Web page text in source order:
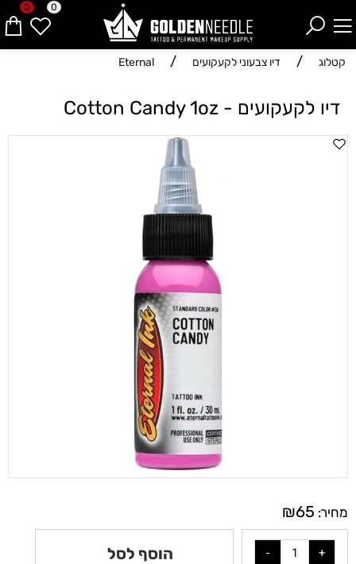
0 0
קטלוג / דיו צבעוני לקעקועים /
Eternal
דיו לקעקועים - Cotton Candy 1oz
מחיר: ₪65
הוסף לסל